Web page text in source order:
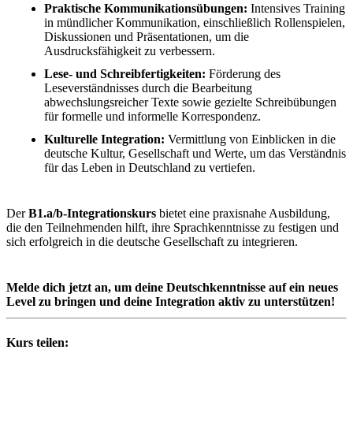
Praktische Kommunikationsübungen: Intensives Training
in mündlicher Kommunikation, einschließlich Rollenspielen,
Diskussionen und Präsentationen, um die
Ausdrucksfähigkeit zu verbessern.
Lese- und Schreibfertigkeiten: Förderung des
Leseverständnisses durch die Bearbeitung
abwechslungsreicher Texte sowie gezielte Schreibübungen
für formelle und informelle Korrespondenz.
Kulturelle Integration: Vermittlung von Einblicken in die
deutsche Kultur, Gesellschaft und Werte, um das Verständnis
für das Leben in Deutschland zu vertiefen.
DerB1.a/b-Integrationskurs bietet eine praxisnahe Ausbildung,
die den Teilnehmenden hilft, ihre Sprachkenntnisse zu festigen und
sich erfolgreich in die deutsche Gesellschaft zu integrieren.
Melde dich jetzt an, um deine Deutschkenntnisse auf ein neues
Level zu bringen und deine Integration aktiv zu unterstützen!
Kurs teilen: